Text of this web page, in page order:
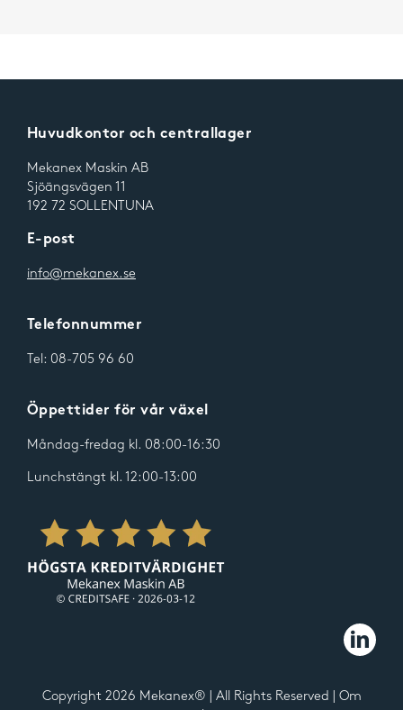
Huvudkontor och centrallager
Mekanex Maskin AB
Sjöängsvägen 11
192 72 SOLLENTUNA
E-post
info@mekanex.se
Telefonnummer
Tel: 08-705 96 60
Öppettider för vår växel
Måndag-fredag kl. 08:00-16:30
Lunchstängt kl. 12:00-13:00
Copyright 2026 Mekanex® | All Rights Reserved | Om